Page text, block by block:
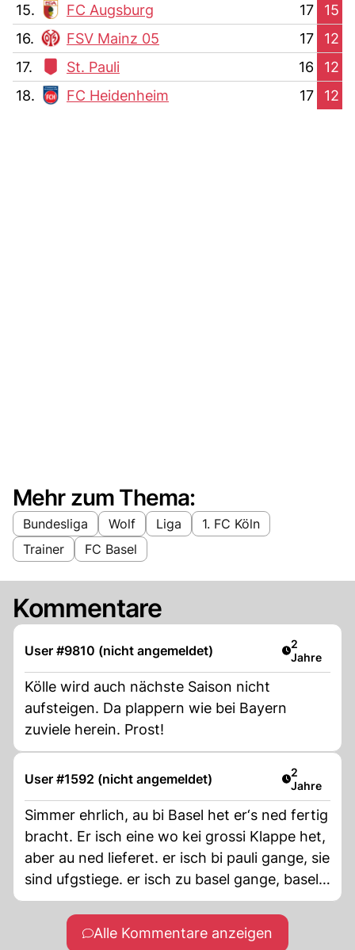
15.
FC Augsburg 17
15
16.
FSV Mainz 05 17
12
17.
St. Pauli 16
12
18.
FC Heidenheim 17 12
Mehr zum Thema:
Bundesliga Wolf Liga
1. FC Köln
Trainer
FC Basel
Kommentare
User #9810 (nicht angemeldet) Artikel
2
Jahre
Kölle wird auch nächste Saison nicht
aufsteigen. Da plappern wie bei Bayern
zuviele herein. Prost!
User #1592 (nicht angemeldet) Artikel
2
Jahre
Simmer ehrlich, au bi Basel het er‘s ned fertig
bracht. Er isch eine wo kei grossi Klappe het,
aber au ned lieferet. er isch bi pauli gange, sie
sind ufgstiege. er isch zu basel gange, basel
ih de abstiegsgruppe. er isch zu köln, köln
isch abgstiege. das cha doch ke zuefall si?
Alle Kommentare anzeigen